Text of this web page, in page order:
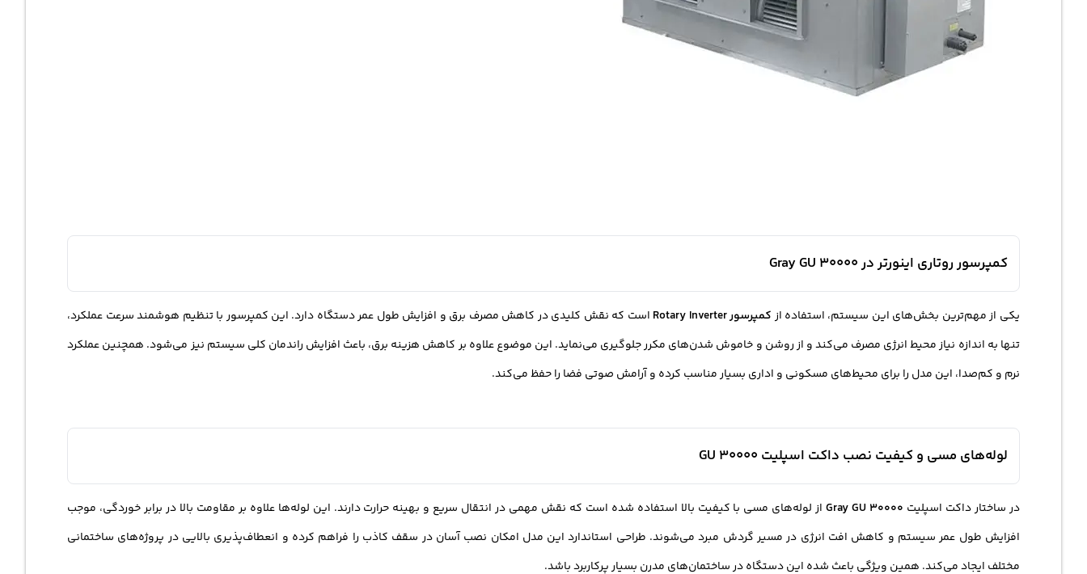
کمپرسور روتاری اینورتر در Gray GU 30000
یکی از مهم‌ترین بخش‌های این سیستم، استفاده ازکمپرسور Rotary Inverter
است که نقش کلیدی در کاهش مصرف برق و افزایش طول عمر دستگاه دارد. این کمپرسور با تنظیم هوشمند سرعت عملکرد،
تنها به اندازه نیاز محیط انرژی مصرف می‌کند و از روشن و خاموش شدن‌های مکرر جلوگیری می‌نماید. این موضوع علاوه بر کاهش هزینه برق، باعث افزایش راندمان کلی سیستم نیز می‌شود. همچنین عملکرد
نرم و کم‌صدا، این مدل را برای محیط‌های مسکونی و اداری بسیار مناسب کرده و آرامش صوتی فضا را حفظ می‌کند.
لوله‌های مسی و کیفیت نصب داکت اسپلیت GU 30000
در ساختار داکت اسپلیت Gray GU 30000از لوله‌های مسی با کیفیت بالا استفاده شده است که نقش مهمی در انتقال سریع و بهینه حرارت دارند. این لوله‌ها علاوه بر مقاومت بالا در برابر خوردگی، موجب
افزایش طول عمر سیستم و کاهش افت انرژی در مسیر گردش مبرد می‌شوند. طراحی استاندارد این مدل امکان نصب آسان در سقف کاذب را فراهم کرده و انعطاف‌پذیری بالایی در پروژه‌های ساختمانی
مختلف ایجاد می‌کند. همین ویژگی باعث شده این دستگاه در ساختمان‌های مدرن بسیار پرکاربرد باشد.